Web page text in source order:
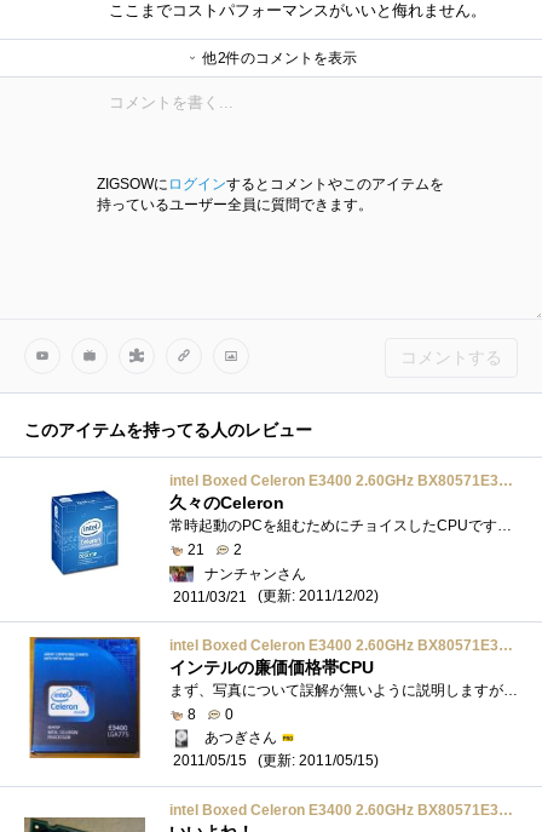
ここまでコストパフォーマンスがいいと侮れません。
他2件のコメントを表示
ZIGSOWに ログインするとコメントやこのアイテムを
持っているユーザー全員に質問できます。
コメントする
このアイテムを持ってる人のレビュー
intel Boxed Celeron E3400 2.60GHz BX80571E3400
久々のCeleron
常時起動のPCを組むためにチョイスしたCPUです｡ホント､久々のCeleron｡初代Celeronの667ぐらいからですかね(^^;)■動作クロック：2600MHz■FSB：200■倍�...
21
2
ナンチャンさん
2011/03/21
(更新: 2011/12/02)
intel Boxed Celeron E3400 2.60GHz BX80571E3400
インテルの廉価価格帯CPU
まず、写真について誤解が無いように説明しますが、画像１はパッケージで、画像２はシングルコアのCeleron430についているクーラーです。なぜ、�...
8
0
あつぎさん
2011/05/15
(更新: 2011/05/15)
intel Boxed Celeron E3400 2.60GHz BX80571E3400